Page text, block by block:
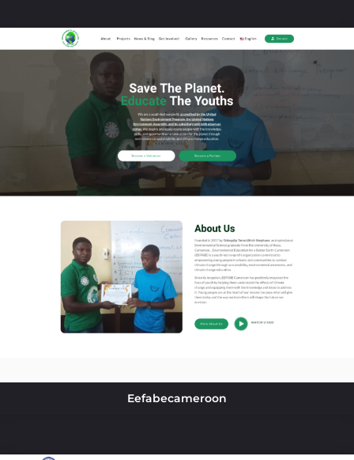
Eefabecameroon